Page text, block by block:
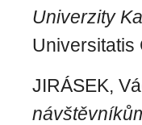
Univerzity
Universitatis
JIRÁSEK,